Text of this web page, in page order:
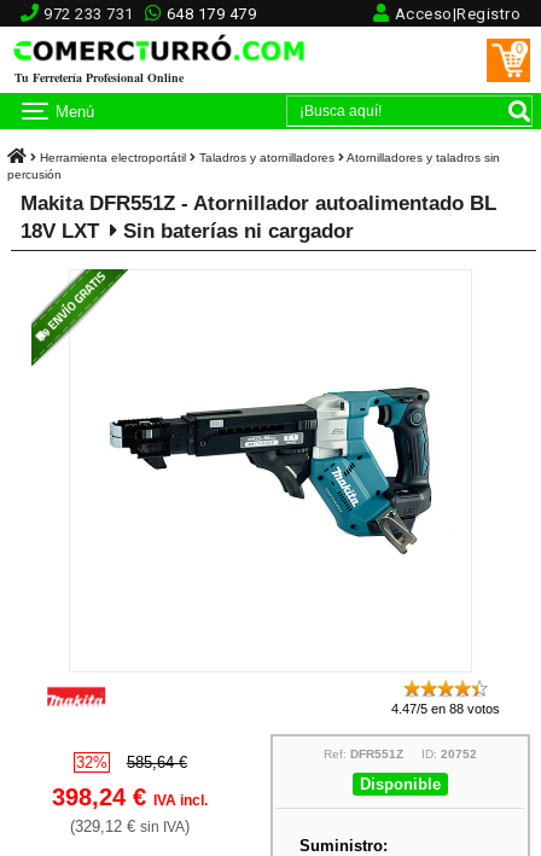
972 233 731 648 179 479 Acceso|Registro
Tu Ferretería Profesional Online
0
Menú
Herramienta electroportátil Taladros y atornilladores
Atornilladores y taladros sin
percusión
Makita DFR551Z - Atornillador autoalimentado BL
18V LXT
Sin baterías ni cargador
4.47/5 en 88 votos
32% 585,64 €
398,24 €IVA incl.
(329,12 €sin IVA)
Ref: DFR551ZID: 20752
Disponible
Suministro: